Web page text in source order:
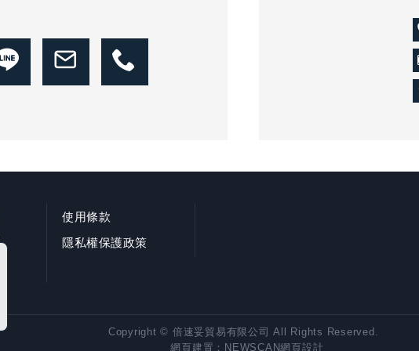
使用條款
隱私權保護政策
Copyright © 倍速妥貿易有限公司 All Rights Reserved.
網頁建置： NEWSCAN網頁設計